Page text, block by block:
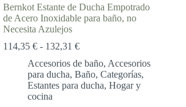
Bernkot Estante de Ducha Empotrado
de Acero Inoxidable para baño, no
Necesita Azulejos
114,35€ - 132,31€Rango
precios:
desde
114,35 €
Accesorios de baño, Accesorios
para ducha,Baño,Categorías,
Estantes para ducha,Hogar y
cocina